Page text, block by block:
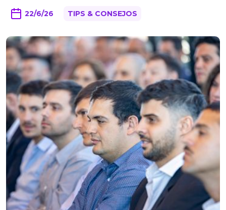
22/6/26 TIPS & CONSEJOS